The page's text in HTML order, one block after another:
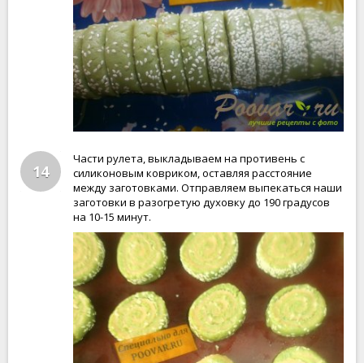
14
Части рулета, выкладываем на противень с
силиконовым ковриком, оставляя расстояние
между заготовками. Отправляем выпекаться наши
заготовки в разогретую духовку до 190 градусов
на 10-15 минут.